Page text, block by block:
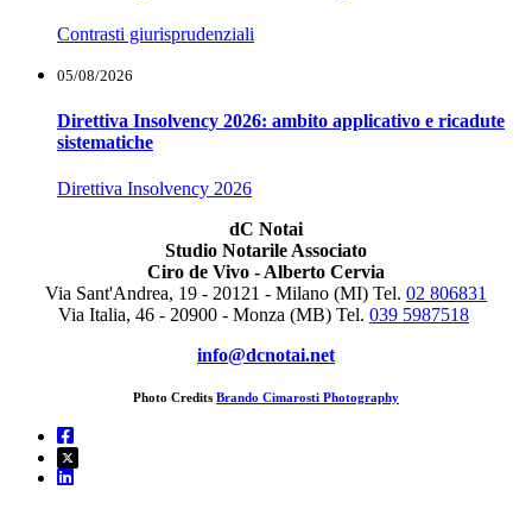
Contrasti giurisprudenziali
05/08/2026
Direttiva Insolvency 2026: ambito applicativo e ricadute
sistematiche
Direttiva Insolvency 2026
dC Notai
Studio Notarile Associato
Ciro de Vivo - Alberto Cervia
Via Sant'Andrea, 19 - 20121 - Milano (MI) Tel. 02 806831
Via Italia, 46 - 20900 - Monza (MB) Tel. 039 5987518
info@dcnotai.net
Photo Credits Brando Cimarosti Photography